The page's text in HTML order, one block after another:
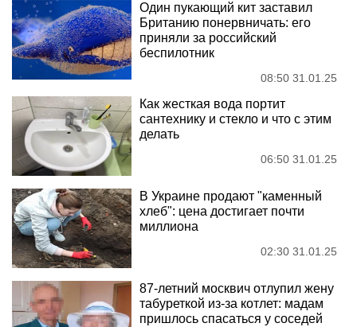
Один пукающий кит заставил
Британию понервничать: его
приняли за российский
беспилотник
08:50 31.01.25
Как жесткая вода портит
сантехнику и стекло и что с этим
делать
06:50 31.01.25
В Украине продают "каменный
хлеб": цена достигает почти
миллиона
02:30 31.01.25
87-летний москвич отлупил жену
табуреткой из-за котлет: мадам
пришлось спасаться у соседей